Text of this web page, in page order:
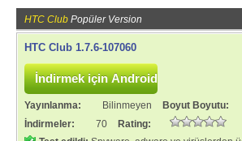
HTC Club Popüler Version
HTC Club 1.7.6-107060
Yayınlanma: Bilinmeyen Boyut Boyutu:
İndirmeler:
70
Rating: